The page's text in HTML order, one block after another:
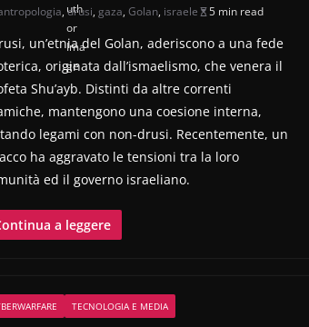
, drusi, gaza, Golan, israele 5 min read
un’etnia del Golan, aderiscono a una fede
originata dall’ismaelismo, che venera il
Shu’ayb. Distinti da altre correnti
mantengono una coesione interna,
legami con non-drusi. Recentemente, un
ha aggravato le tensioni tra la loro
ed il governo israeliano.
a leggere
TECNOLOGIA E MEDIA